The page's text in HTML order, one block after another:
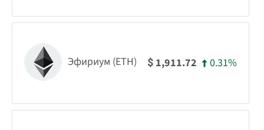
Эфириум (ETH) $ 1,911.72 0.31%